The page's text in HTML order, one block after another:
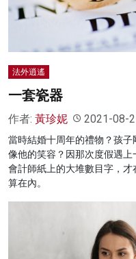
法外逍遙
一套瓷器
作者: 黃珍妮 2021-08-
當時結婚十周年的禮物？孩
像他的笑容？因那次度假遇
會計師紙上的大堆數目字，
算在內。